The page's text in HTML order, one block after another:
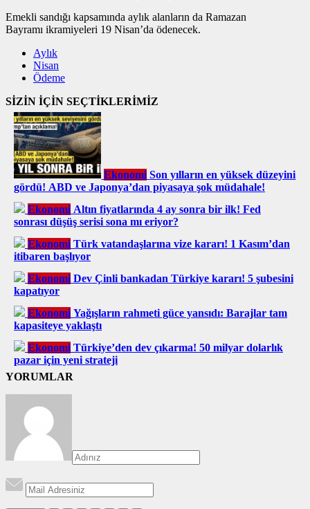
Emekli sandığı kapsamında aylık alanların da Ramazan
Bayramı ikramiyeleri 19 Nisan’da ödenecek.
Aylık
Nisan
Ödeme
SİZİN İÇİN SEÇTİKLERİMİZ
Ekonomi Son yılların en yüksek düzeyini
gördü! ABD ve Japonya’dan piyasaya şok müdahale!
Ekonomi Altın fiyatlarında 4 ay sonra bir ilk! Fed
sonrası düşüş serisi sona mı eriyor?
Ekonomi Türk vatandaşlarına vize kararı! 1 Kasım’dan
itibaren başlıyor
Ekonomi Dev Çinli bankadan Türkiye kararı! 5 şubesini
kapatıyor
Ekonomi Yağışların rahmeti güce yansıdı: Barajlar tam
kapasiteye yaklaştı
Ekonomi Türkiye’den dev çıkarma! 50 milyar dolarlık
pazar için yeni strateji
YORUMLAR